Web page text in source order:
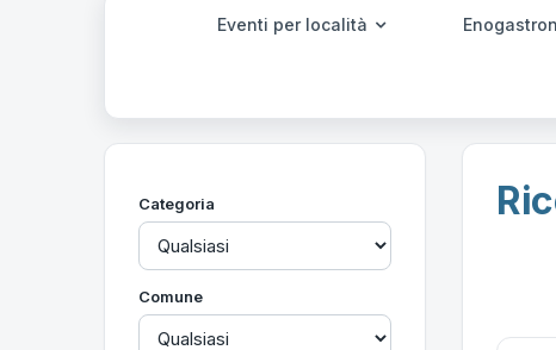
Eventi per località
Categoria
Comune